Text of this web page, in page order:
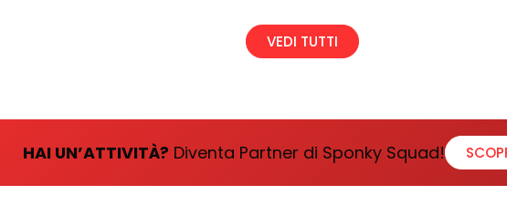
VEDI TUTTI
HAI UN’ATTIVITÀ? Diventa Partner di Sponky Squad!